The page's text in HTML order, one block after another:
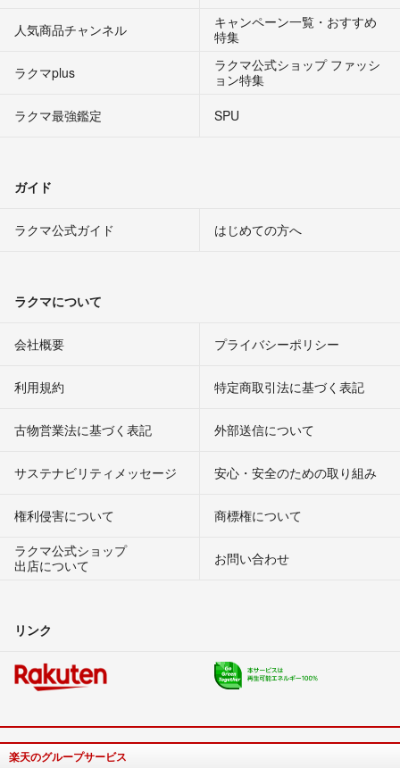
人気商品チャンネル
キャンペーン一覧・おすすめ
特集
ラクマplus
ラクマ公式ショップ ファッシ
ョン特集
ラクマ最強鑑定
SPU
ガイド
ラクマ公式ガイド はじめての方へ
ラクマについて
会社概要 プライバシーポリシー
利用規約 特定商取引法に基づく表記
古物営業法に基づく表記 外部送信について
サステナビリティメッセージ 安心・安全のための取り組み
権利侵害について
商標権について
ラクマ公式ショップ
出店について
お問い合わせ
リンク
楽天のグループサービス